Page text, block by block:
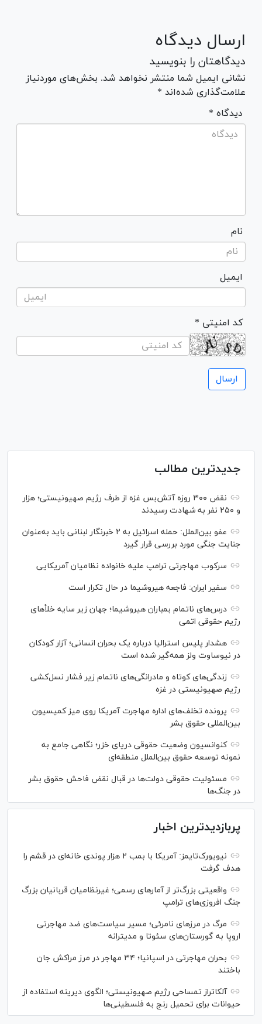
ارسال دیدگاه
دیدگاهتان را بنویسید
نشانی ایمیل شما منتشر نخواهد شد. بخش‌های موردنیاز
علامت‌گذاری شده‌اند *
* دیدگاه
نام
ایمیل
* کد امنیتی
جدیدترین مطالب
نقض ۳۰۰ روزه آتش‌بس غزه از طرف رژیم صهیونیستی؛ هزار
و ۲۵۰ نفر به شهادت رسیدند
عفو بین‌الملل: حمله اسرائیل به ۲ خبرنگار لبنانی باید به‌عنوان
جنایت جنگی مورد بررسی قرار گیرد
سرکوب مهاجرتی ترامپ علیه خانواده نظامیان آمریکایی
سفیر ایران: فاجعه هیروشیما در حال تکرار است
درس‌های ناتمام بمباران هیروشیما؛ جهان زیر سایه خلأ‌های
رژیم حقوقی اتمی
هشدار پلیس استرالیا درباره یک بحران انسانی؛ آزار کودکان
در نیوساوت ولز همه‌گیر شده است
زندگی‌های کوتاه و مادرانگی‌های ناتمام زیر فشار نسل‌کشی
رژیم صهیونیستی در غزه
پرونده تخلف‌های اداره مهاجرت آمریکا روی میز کمیسیون
بین‌المللی حقوق بشر
کنوانسیون وضعیت حقوقی دریای خزر؛ نگاهی جامع به
نمونه توسعه حقوق بین‌الملل منطقه‌ای
مسئولیت حقوقی دولت‌ها در قبال نقض‌ فاحش حقوق بشر
در جنگ‌ها
پربازدیدترین اخبار
نیویورک‌تایمز: آمریکا با بمب ۲ هزار پوندی خانه‌ای در قشم را
هدف گرفت
واقعیتی بزرگ‌تر از آمار‌های رسمی؛ غیرنظامیان قربانیان بزرگ
جنگ افروزی‌های ترامپ
مرگ در مرز‌های نامرئی؛ مسیر سیاست‌های ضد مهاجرتی
اروپا به گورستان‌های سئوتا و مدیترانه
بحران مهاجرتی در اسپانیا؛ ۳۴ مهاجر در مرز مراکش جان
باختند
آلکاتراز تمساحی رژیم صهیونیستی؛ الگوی دیرینه استفاده از
حیوانات برای تحمیل رنج به فلسطینی‌ها